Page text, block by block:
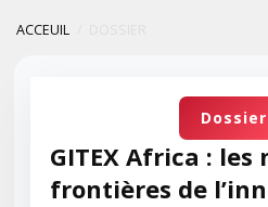
ACCEUIL
Dossier
GITEX Africa : les
frontières de